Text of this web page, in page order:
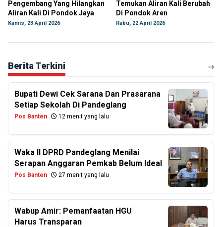
Pengembang Yang Hilangkan
Aliran Kali Di Pondok Jaya
Kamis, 23 April 2026
Temukan Aliran Kali Berubah
Di Pondok Aren
Rabu, 22 April 2026
Berita Terkini
Bupati Dewi Cek Sarana Dan Prasarana
Setiap Sekolah Di Pandeglang
Pos Banten 12 menit yang lalu
Waka II DPRD Pandeglang Menilai
Serapan Anggaran Pemkab Belum Ideal
Pos Banten 27 menit yang lalu
Wabup Amir: Pemanfaatan HGU
Harus Transparan